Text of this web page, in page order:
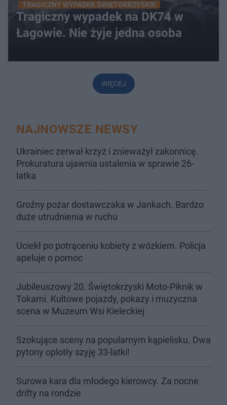
TRAGICZNY WYPADEK ŚWIĘTOKRZYSKIE
Tragiczny wypadek na DK74 w
Łagowie. Nie żyje jedna osoba
WIĘCEJ
NAJNOWSZE NEWSY
Ukrainiec zerwał krzyż i znieważył zakonnicę.
Prokuratura ujawnia ustalenia w sprawie 26-
latka
Groźny pożar dostawczaka w Jankach. Bardzo
duże utrudnienia w ruchu
Uciekł po potrąceniu kobiety z wózkiem. Policja
apeluje o pomoc
Jubileuszowy 20. Świętokrzyski Moto-Piknik w
Tokarni. Kultowe pojazdy, pokazy i muzyczna
scena w Muzeum Wsi Kieleckiej
Szokujące sceny na popularnym kąpielisku. Dwa
pytony oplotły szyję 33-latki!
Surowa kara dla młodego kierowcy. Za nocne
drifty na rondzie